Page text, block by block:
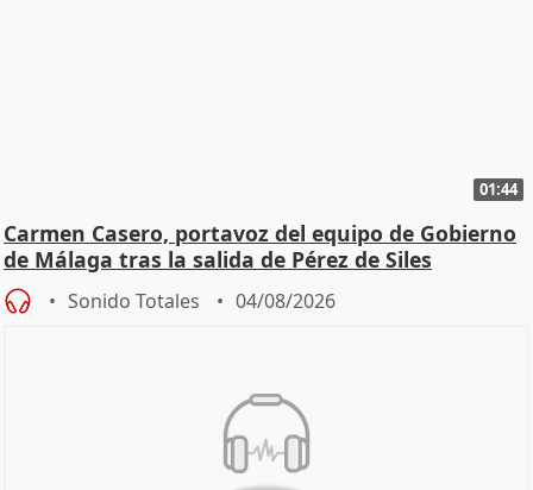
01:44
Carmen Casero, portavoz del equipo de Gobierno
de Málaga tras la salida de Pérez de Siles
Sonido Totales 04/08/2026